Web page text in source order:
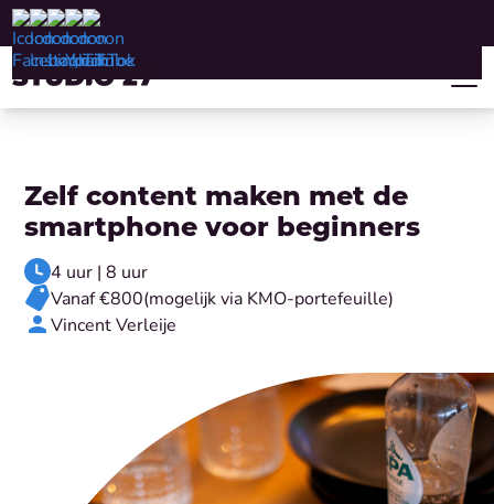
Zelf content maken met de
smartphone voor beginners
4 uur | 8 uur
Vanaf €800(mogelijk via KMO-portefeuille)
Vincent Verleije